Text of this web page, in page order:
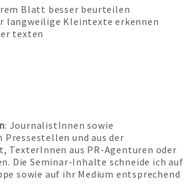
Blatt besser beurteilen
langweilige Kleintexte erkennen
texten
: JournalistInnen sowie
und aus der
aus PR-Agenturen oder
Die Seminar-Inhalte schneide ich auf
sowie auf ihr Medium entsprechend